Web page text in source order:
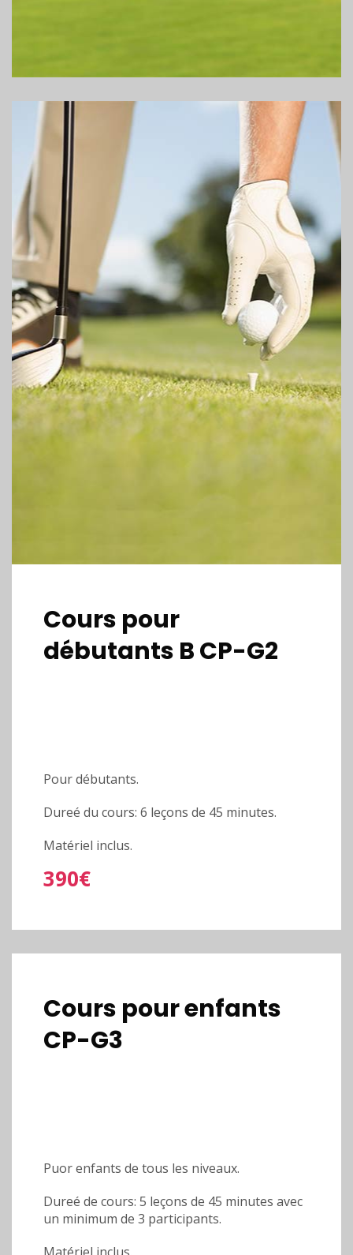
Cours pour
débutants B CP-G2
Pour débutants.
Dureé du cours: 6 leçons de 45 minutes.
Matériel inclus.
390€
Cours pour enfants
CP-G3
Puor enfants de tous les niveaux.
Dureé de cours: 5 leçons de 45 minutes avec
un minimum de 3 participants.